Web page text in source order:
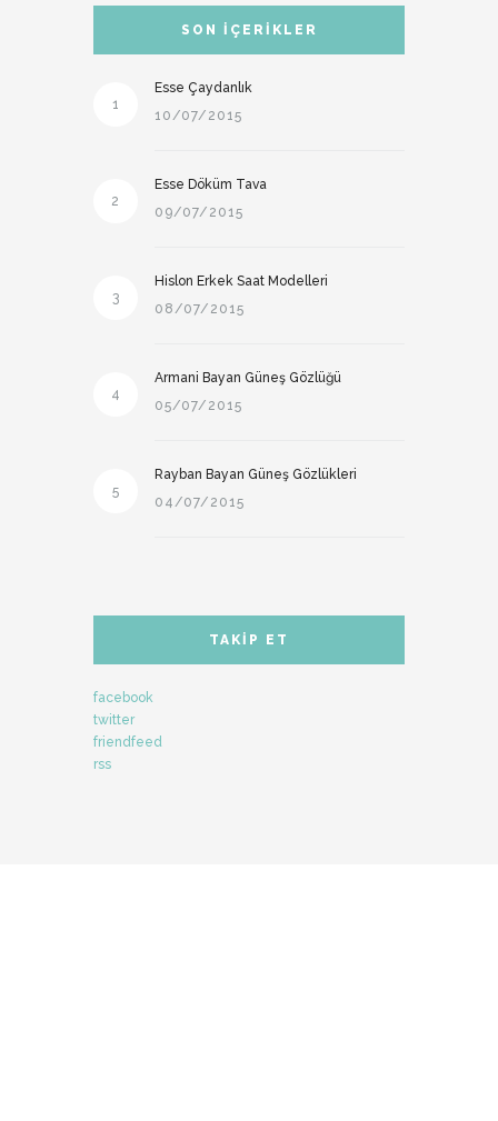
SON İÇERIKLER
1
Esse Çaydanlık
10/07/2015
2
Esse Döküm Tava
09/07/2015
3
Hislon Erkek Saat Modelleri
08/07/2015
4
Armani Bayan Güneş Gözlüğü
05/07/2015
5
Rayban Bayan Güneş Gözlükleri
04/07/2015
TAKIP ET
facebook
twitter
friendfeed
rss